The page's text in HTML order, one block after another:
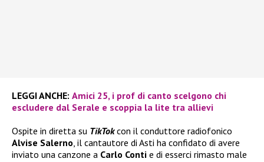
LEGGI ANCHE: Amici 25, i prof di canto scelgono chi
escludere dal Serale e scoppia la lite tra allievi
Ospite in diretta su TikTokcon il conduttore radiofonico
Alvise Salerno, il cantautore di Asti ha confidato di avere
inviato una canzone a Carlo Conti e di esserci rimasto male